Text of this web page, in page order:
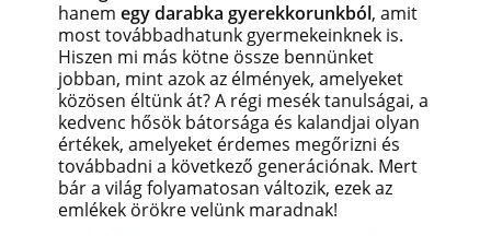
hanem egy darabka gyerekkorunkból, amit
most továbbadhatunk gyermekeinknek is.
Hiszen mi más kötne össze bennünket
jobban, mint azok az élmények, amelyeket
közösen éltünk át? A régi mesék tanulságai, a
kedvenc hősök bátorsága és kalandjai olyan
értékek, amelyeket érdemes megőrizni és
továbbadni a következő generációnak. Mert
bár a világ folyamatosan változik, ezek az
emlékek örökre velünk maradnak!